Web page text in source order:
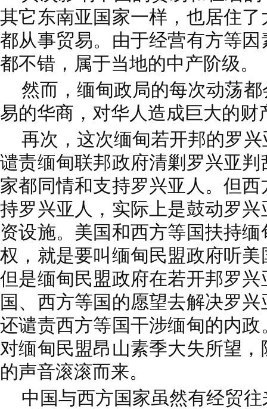
其它东南亚国家一样，也居住
都从事贸易。由于经营有方等
都不错，属于当地的中产阶级。
然而，缅甸政局的每次动荡
易的华商，对华人造成巨大的
再次，这次缅甸若开邦的罗
谴责缅甸联邦政府清剿罗兴亚
家都同情和支持罗兴亚人。但
持罗兴亚人，实际上是鼓动罗
资设施。美国和西方等国扶持
权，就是要叫缅甸民盟政府听
但是缅甸民盟政府在若开邦罗
国、西方等国的愿望去解决罗
还谴责西方等国干涉缅甸的内
对缅甸民盟昂山素季大失所望
的声音滚滚而来。
中国与西方国家虽然有经贸